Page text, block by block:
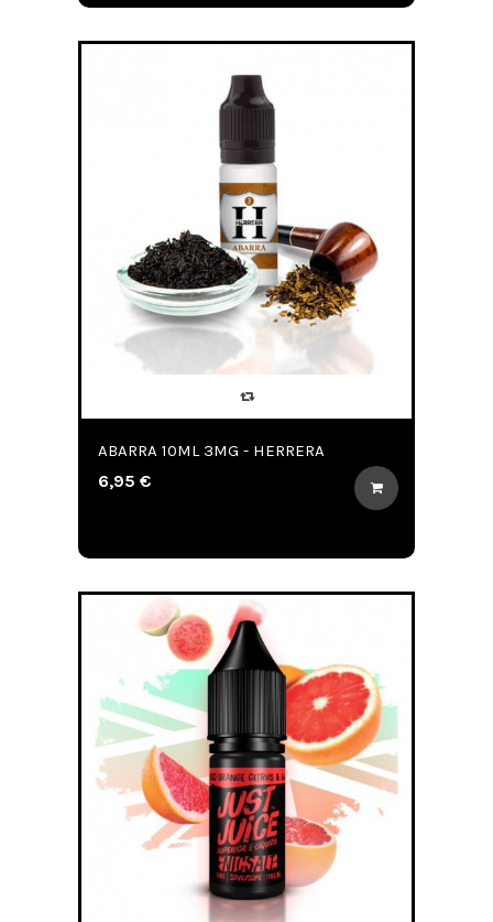
ABARRA 10ML 3MG - HERRERA
6,95 €